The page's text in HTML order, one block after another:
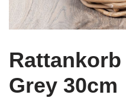
Grey 30cm